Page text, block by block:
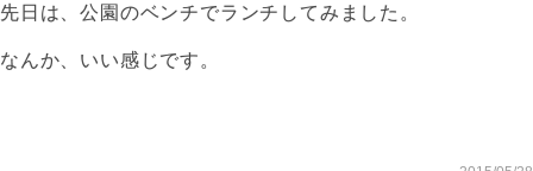
先日は、公園のベンチでランチしてみました。
なんか、いい感じです。